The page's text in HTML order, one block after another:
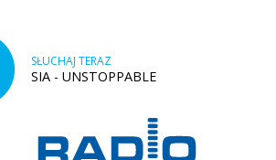
SŁUCHAJ TERAZ
SIA - UNSTOPPABLE